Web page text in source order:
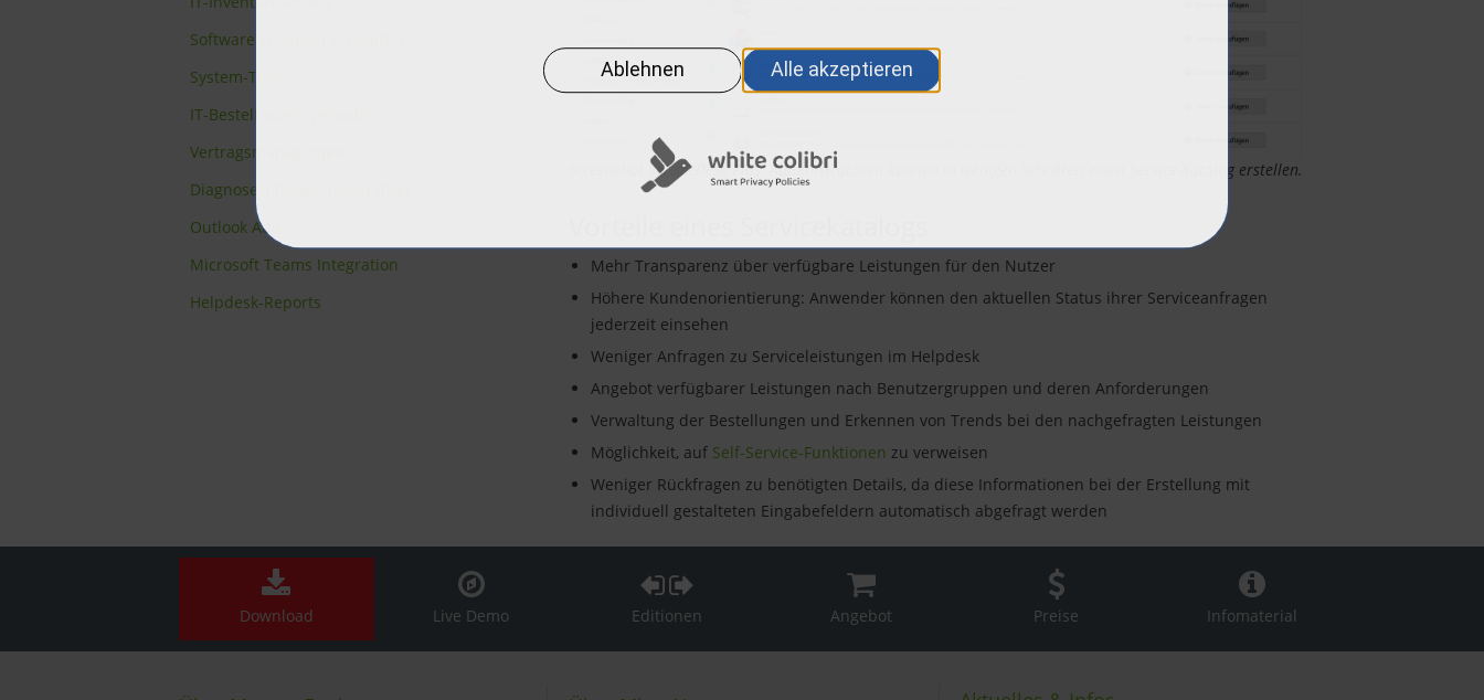
Software-Lizenzen verwalten
System-Tools
IT-Bestellungen verwalten
Vertragsmanagement
Diagnosesoftware-Integration
Outlook Add-in
Microsoft Teams Integration
Helpdesk-Reports
Screenshot ServiceDesk Plus: Administratoren können in wenigen Schritten einen Service-Katalog erstellen.
Mehr Transparenz über verfügbare Leistungen für den Nutzer
Höhere Kundenorientierung: Anwender können den aktuellen Status ihrer Serviceanfragen
jederzeit einsehen
Weniger Anfragen zu Serviceleistungen im Helpdesk
Angebot verfügbarer Leistungen nach Benutzergruppen und deren Anforderungen
Verwaltung der Bestellungen und Erkennen von Trends bei den nachgefragten Leistungen
Möglichkeit, auf Self-Service-Funktionen zu verweisen
Weniger Rückfragen zu benötigten Details, da diese Informationen bei der Erstellung mit
individuell gestalteten Eingabefeldern automatisch abgefragt werden
Download Live Demo Editionen Angebot Preise Infomaterial